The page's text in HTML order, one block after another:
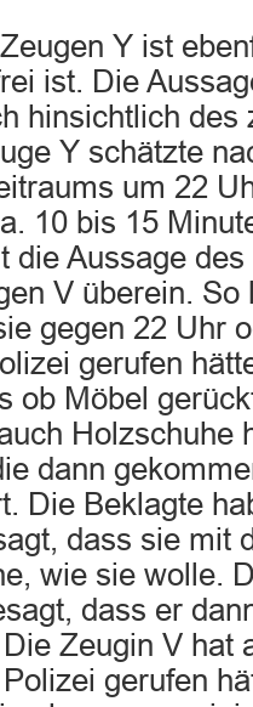
Y ist
ist. Die
hinsichtlich des
Y schätzte
um 22
10 bis 15
die Aussage
V überein. So
gegen 22 Uhr
gerufen
ob Möbel
Holzschuhe
dann
Die Beklagte
dass sie mit
wie sie wolle.
dass er
Zeugin V hat
gerufen